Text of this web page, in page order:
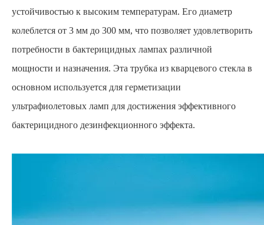
устойчивостью к высоким температурам. Его диаметр
колеблется от 3 мм до 300 мм, что позволяет удовлетворить
потребности в бактерицидных лампах различной
мощности и назначения. Эта трубка из кварцевого стекла в
основном используется для герметизации
ультрафиолетовых ламп для достижения эффективного
бактерицидного дезинфекционного эффекта.